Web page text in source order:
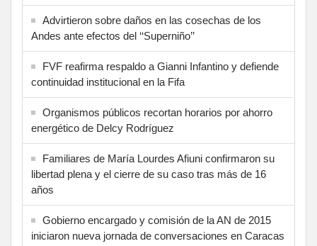
Advirtieron sobre daños en las cosechas de los
Andes ante efectos del ‘‘Superniño’’
FVF reafirma respaldo a Gianni Infantino y defiende
continuidad institucional en la Fifa
Organismos públicos recortan horarios por ahorro
energético de Delcy Rodríguez
Familiares de María Lourdes Afiuni confirmaron su
libertad plena y el cierre de su caso tras más de 16
años
Gobierno encargado y comisión de la AN de 2015
iniciaron nueva jornada de conversaciones en Caracas